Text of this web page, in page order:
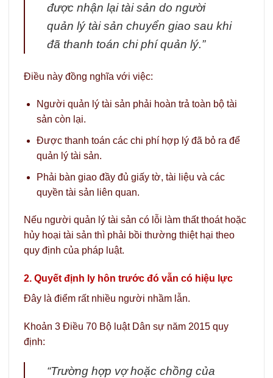
được nhận lại tài sản do người
quản lý tài sản chuyển giao sau khi
đã thanh toán chi phí quản lý.”
Điều này đồng nghĩa với việc:
Người quản lý tài sản phải hoàn trả toàn bộ tài
sản còn lại.
Được thanh toán các chi phí hợp lý đã bỏ ra để
quản lý tài sản.
Phải bàn giao đầy đủ giấy tờ, tài liệu và các
quyền tài sản liên quan.
Nếu người quản lý tài sản có lỗi làm thất thoát hoặc
hủy hoại tài sản thì phải bồi thường thiệt hại theo
quy định của pháp luật.
2. Quyết định ly hôn trước đó vẫn có hiệu lực
Đây là điểm rất nhiều người nhầm lẫn.
Khoản 3 Điều 70 Bộ luật Dân sự năm 2015 quy
định:
“Trường hợp vợ hoặc chồng của